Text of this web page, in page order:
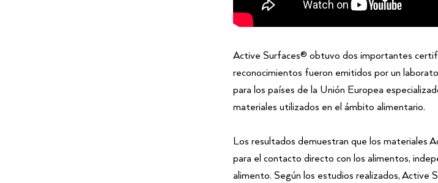
Active Surfaces® obtuvo dos importantes
reconocimientos fueron emitidos por un
para los países de la Unión Europea
materiales utilizados en el ámbito alimentario.
Los resultados demuestran que los materiales
para el contacto directo con los alimentos,
alimento. Según los estudios realizados, Active